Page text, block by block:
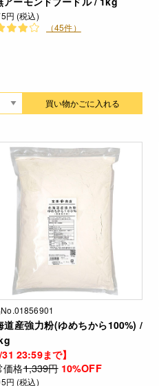
円 (税込)
（45件）
買い物かごに入れる
道産強力粉(ゆめちから100%) /
31 23:59まで】
価格1,339円 10%OFF
円 (税込)